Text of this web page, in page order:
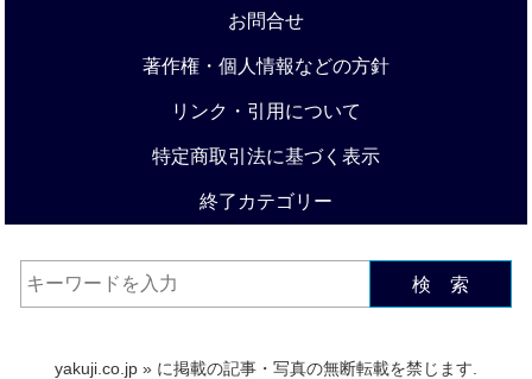
お問合せ
著作権・個人情報などの方針
リンク・引用について
特定商取引法に基づく表示
終了カテゴリー
検 索
yakuji.co.jp » に掲載の記事・写真の無断転載を禁じます.